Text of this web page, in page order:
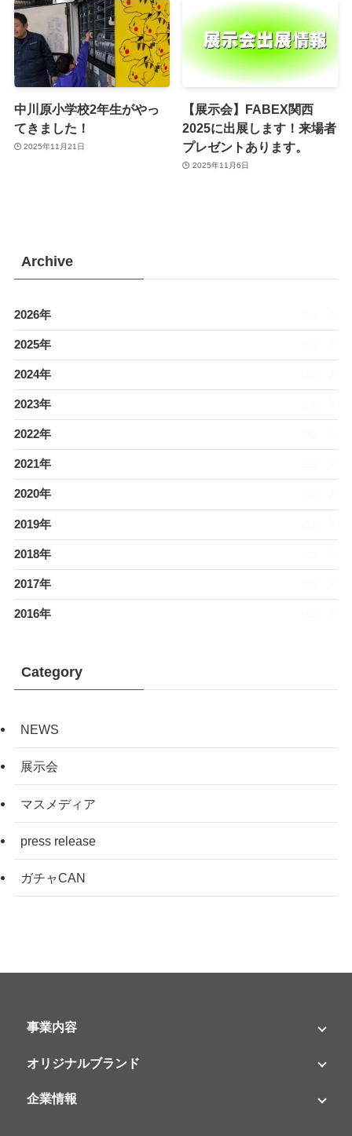
中川原小学校2年生がやっ
てきました！
2025年11月21日
【展示会】FABEX関西
2025に出展します！来場者
プレゼントあります。
2025年11月6日
Archive
2026年
2025年
2024年
2023年
2022年
2021年
2020年
2019年
2018年
2017年
2016年
Category
NEWS
展示会
マスメディア
press release
ガチャCAN
事業内容
オリジナルブランド
企業情報